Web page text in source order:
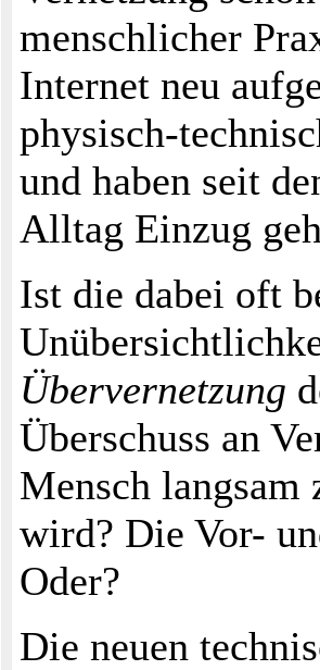
menschlicher
Internet neu
physisch-
und haben seit
Alltag Einzug
Ist die dabei oft
Übervernetzung
Überschuss an
Mensch
wird? Die Vor-
Oder?
Die neuen